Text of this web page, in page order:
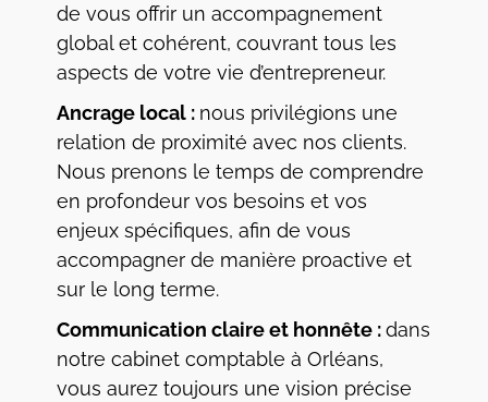
de vous offrir un accompagnement
global et cohérent, couvrant tous les
aspects de votre vie d’entrepreneur.
Ancrage local : nous privilégions une
relation de proximité avec nos clients.
Nous prenons le temps de comprendre
en profondeur vos besoins et vos
enjeux spécifiques, afin de vous
accompagner de manière proactive et
sur le long terme.
Communication claire et honnête :dans
notre cabinet comptable à Orléans,
vous aurez toujours une vision précise